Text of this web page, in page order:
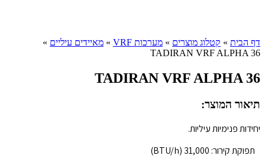
דף הבית » קטלוג מוצרים » מערכות VRF » מאיידים עיליים »
TADIRAN VRF ALPHA 36
TADIRAN VRF ALPHA 36
תיאור המוצר:
יחידות פנימיות עיליות.
תפוקת קירור: 31,000 (BTU/h)